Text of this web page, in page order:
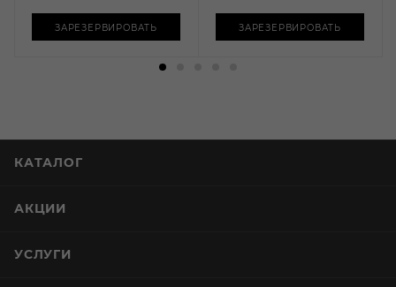
ЗАРЕЗЕРВИРОВАТЬ ЗАРЕЗЕРВИРОВАТЬ
КАТАЛОГ
АКЦИИ
УСЛУГИ